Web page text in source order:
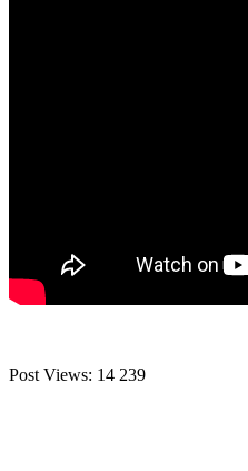
Post Views: 14 239